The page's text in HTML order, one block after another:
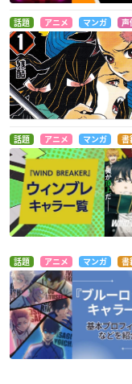
話題 アニメ マンガ 声
話題 アニメ マンガ 書
話題 アニメ マンガ 書